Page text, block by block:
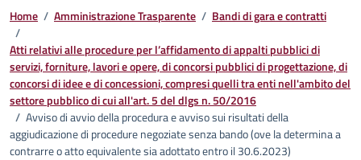
Home / Amministrazione Trasparente / Bandi di gara e contratti
/
Atti relativi alle procedure per l’affidamento di appalti pubblici di
servizi, forniture, lavori e opere, di concorsi pubblici di progettazione, di
concorsi di idee e di concessioni, compresi quelli tra enti nell'ambito del
settore pubblico di cui all'art. 5 del dlgs n. 50/2016
/ Avviso di avvio della procedura e avviso sui risultati della
aggiudicazione di procedure negoziate senza bando (ove la determina a
contrarre o atto equivalente sia adottato entro il 30.6.2023)